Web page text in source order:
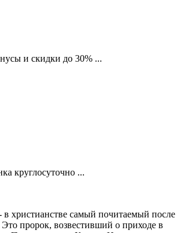
и скидки до 30% ...
круглосуточно ...
в христианстве самый почитаемый после
пророк, возвестивший о приходе в